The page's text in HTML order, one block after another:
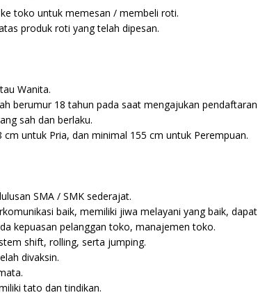
toko untuk memesan / membeli roti.
produk roti yang telah dipesan.
Wanita.
berumur 18 tahun pada saat mengajukan pendaftaran
sah dan berlaku.
untuk Pria, dan minimal 155 cm untuk Perempuan.
SMA / SMK sederajat.
baik, memiliki jiwa melayani yang baik, dapat
kepuasan pelanggan toko, manajemen toko.
shift, rolling, serta jumping.
divaksin.
tato dan tindikan.